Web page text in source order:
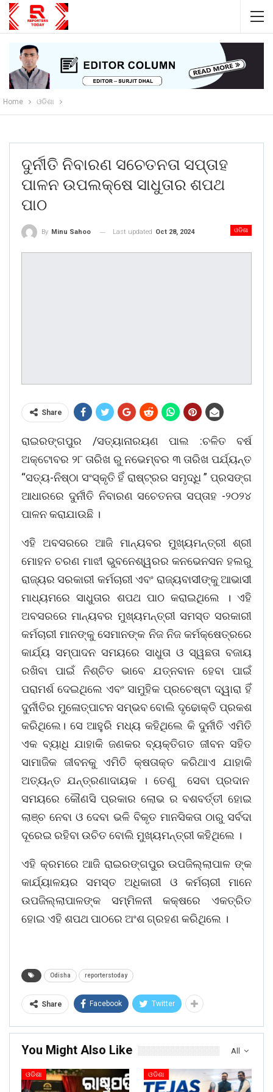
Home ଓଡିଶା
ଦୁର୍ନୀତି ନିବାରଣ ସଚେତନତା ସପ୍ତାହ
ପାଳନ ଉପଲକ୍ଷେ ସାଧୁତାର ଶପଥ
ପାଠ
ଓଡିଶା
By Minu Sahoo Last updated Oct 28, 2024
Share
ରାଇରଙ୍ଗପୁର /ସତ୍ୟାନାରୟଣ ପାଲ :ଚଳିତ ବର୍ଷ
ଅକ୍ଟୋବର ୨୮ ତାରିଖ ରୁ ନଭେମ୍ବର ୩ ତାରିଖ ପର୍ଯ୍ୟନ୍ତ
“ସତ୍ୟ-ନିଷ୍ଠା ସଂସ୍କୃତି ହିଁ ରାଷ୍ଟ୍ରର ସମୃଦ୍ଧି ” ପ୍ରସଙ୍ଗ
ଆଧାରରେ ଦୁର୍ନୀତି ନିବାରଣ ସଚେତନତା ସପ୍ତାହ -୨୦୨୪
ପାଳନ କରାଯାଉଛି ।
ଏହି ଅବସରରେ ଆଜି ମାନ୍ୟବର ମୁଖ୍ୟମନ୍ତ୍ରୀ ଶ୍ରୀ
ମୋହନ ଚରଣ ମାଝୀ ଭୁବନେଶ୍ୱରର କନଭେନସନ ହଲରୁ
ରାଜ୍ୟର ସରକାରୀ କର୍ମଚାରୀ ଏବଂ ରାଜ୍ୟବାସୀଙ୍କୁ ଆଭାସୀ
ମାଧ୍ୟମରେ ସାଧୁତାର ଶପଥ ପାଠ କରାଇଥିଲେ । ଏହି
ଅବସରରେ ମାନ୍ୟବର ମୁଖ୍ୟମନ୍ତ୍ରୀ ସମସ୍ତ ସରକାରୀ
କର୍ମଚାରୀ ମାନଙ୍କୁ ସେମାନଙ୍କ ନିଜ ନିଜ କର୍ମକ୍ଷେତ୍ରରେ
କାର୍ଯ୍ୟ ସମ୍ପାଦନ ସମୟରେ ସାଧୁତା ଓ ସ୍ୱଛତା ବଜାୟ
ରଖିବା ପାଇଁ ନିଶ୍ଚିତ ଭାବେ ଯତ୍ନବାନ ହେବା ପାଇଁ
ପରାମର୍ଶ ଦେଇଥିଲେ ଏବଂ ସାମୁହିକ ପ୍ରଚେଷ୍ଟା ଦ୍ୱାରା ହିଁ
ଦୁର୍ନୀତିର ମୁଳୋତ୍ପାଟନ ସମ୍ଭବ ବୋଲି ଦୃଢୋକ୍ତି ପ୍ରକଶ
କରିଥିଲେ। ସେ ଆହୁରି ମଧ୍ୟ କହିଥିଲେ କି ଦୁର୍ନୀତି ଏମିତି
ଏକ ବ୍ୟାଧି ଯାହାକି ଜଣକର ବ୍ୟକ୍ତିଗତ ଜୀବନ ସହିତ
ସାମାଜିକ ଜୀବନକୁ ଏମିତି କ୍ଷତାକ୍ତ କରିଥାଏ ଯାହାକି
ଅତ୍ୟନ୍ତ ଯନ୍ତ୍ରଣାଦାୟକ । ତେଣୁ ସେବା ପ୍ରଦାନ
ସମୟରେ କୌଣସି ପ୍ରକାର ଲୋଭ ର ବଶବର୍ତ୍ତୀ ହୋଇ
ଲାଞ୍ଚ ନେବା ଓ ଦେବା ଭଳି ବିକୃତ ମାନସିକତା ଠାରୁ ସର୍ବଦା
ଦୂରେଇ ରହିବା ଉଚିତ ବୋଲି ମୁଖ୍ୟମନ୍ତ୍ରୀ କହିଥିଲେ ।
ଏହି କ୍ରମରେ ଆଜି ରାଇରଙ୍ଗପୁର ଉପଜିଲ୍ଲାପାଳ ଙ୍କ
କାର୍ଯ୍ୟାଳୟର ସମସ୍ତ ଅଧିକାରୀ ଓ କର୍ମଚାରୀ ମାନେ
ଉପଜିଲ୍ଲାପାଳଙ୍କ ସମ୍ମିଳନୀ କକ୍ଷରେ ଏକତ୍ରିତ
ହୋଇ ଏହି ଶପଥ ପାଠରେ ଅଂଶ ଗ୍ରହଣ କରିଥିଲେ ।
Odisha reporterstoday
Share Facebook Twitter
All
You Might Also Like
ଓଡିଶା ଓଡିଶା